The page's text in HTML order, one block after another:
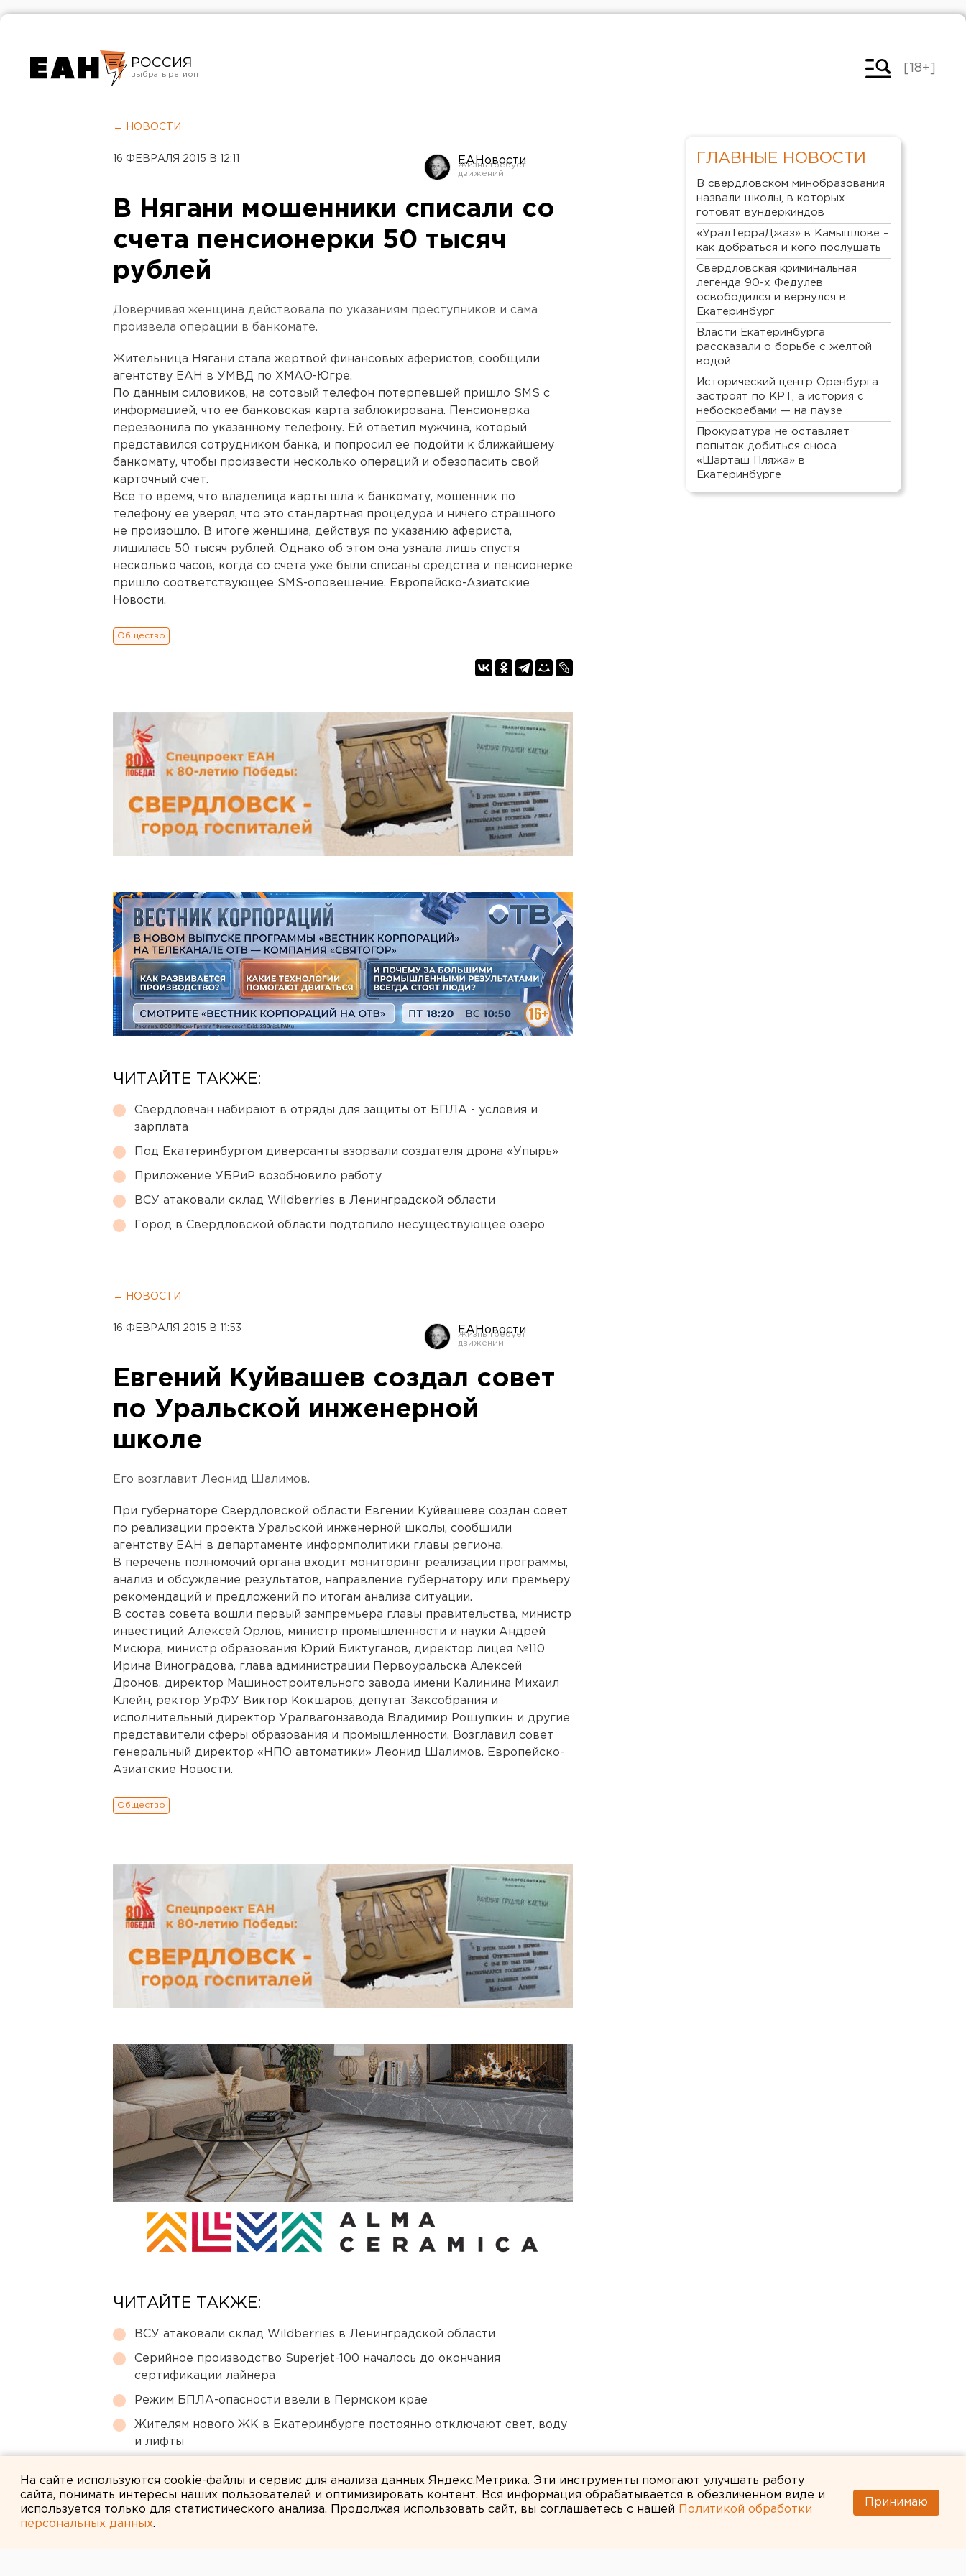
РОССИЯ
Челябинск
[18+]
← НОВОСТИ
16 ФЕВРАЛЯ 2015 В 12:11 ЕАНовости
В Нягани мошенники списали со
счета пенсионерки 50 тысяч
рублей
Доверчивая женщина действовала по указаниям преступников и сама
произвела операции в банкомате.
Жительница Нягани стала жертвой финансовых аферистов, сообщили
агентству ЕАН в УМВД по ХМАО-Югре.
По данным силовиков, на сотовый телефон потерпевшей пришло SMS с
информацией, что ее банковская карта заблокирована. Пенсионерка
перезвонила по указанному телефону. Ей ответил мужчина, который
представился сотрудником банка, и попросил ее подойти к ближайшему
банкомату, чтобы произвести несколько операций и обезопасить свой
карточный счет.
Все то время, что владелица карты шла к банкомату, мошенник по
телефону ее уверял, что это стандартная процедура и ничего страшного
не произошло. В итоге женщина, действуя по указанию афериста,
лишилась 50 тысяч рублей. Однако об этом она узнала лишь спустя
несколько часов, когда со счета уже были списаны средства и пенсионерке
пришло соответствующее SMS-оповещение. Европейско-Азиатские
Новости.
Общество
ЧИТАЙТЕ ТАКЖЕ:
Свердловчан набирают в отряды для защиты от БПЛА - условия и
зарплата
Под Екатеринбургом диверсанты взорвали создателя дрона «Упырь»
Приложение УБРиР возобновило работу
ВСУ атаковали склад Wildberries в Ленинградской области
Город в Свердловской области подтопило несуществующее озеро
← НОВОСТИ
16 ФЕВРАЛЯ 2015 В 11:53 ЕАНовости
Евгений Куйвашев создал совет
по Уральской инженерной
школе
Его возглавит Леонид Шалимов.
При губернаторе Свердловской области Евгении Куйвашеве создан совет
по реализации проекта Уральской инженерной школы, сообщили
агентству ЕАН в департаменте информполитики главы региона.
В перечень полномочий органа входит мониторинг реализации программы,
анализ и обсуждение результатов, направление губернатору или премьеру
рекомендаций и предложений по итогам анализа ситуации.
В состав совета вошли первый зампремьера главы правительства, министр
инвестиций Алексей Орлов, министр промышленности и науки Андрей
Мисюра, министр образования Юрий Биктуганов, директор лицея №110
Ирина Виноградова, глава администрации Первоуральска Алексей
Дронов, директор Машиностроительного завода имени Калинина Михаил
Клейн, ректор УрФУ Виктор Кокшаров, депутат Заксобрания и
исполнительный директор Уралвагонзавода Владимир Рощупкин и другие
представители сферы образования и промышленности. Возглавил совет
генеральный директор «НПО автоматики» Леонид Шалимов. Европейско-
Азиатские Новости.
Общество
ЧИТАЙТЕ ТАКЖЕ:
ВСУ атаковали склад Wildberries в Ленинградской области
Серийное производство Superjet-100 началось до окончания
сертификации лайнера
Режим БПЛА-опасности ввели в Пермском крае
Жителям нового ЖК в Екатеринбурге постоянно отключают свет, воду
и лифты
ГЛАВНЫЕ НОВОСТИ
В свердловском минобразования
назвали школы, в которых
готовят вундеркиндов
«УралТерраДжаз» в Камышлове –
как добраться и кого послушать
Свердловская криминальная
легенда 90-х Федулев
освободился и вернулся в
Екатеринбург
Власти Екатеринбурга
рассказали о борьбе с желтой
водой
Исторический центр Оренбурга
застроят по КРТ, а история с
небоскребами — на паузе
Прокуратура не оставляет
попыток добиться сноса
«Шарташ Пляжа» в
Екатеринбурге
На сайте используются cookie-файлы и сервис для анализа данных Яндекс.Метрика. Эти инструменты помогают улучшать работу
сайта, понимать интересы наших пользователей и оптимизировать контент. Вся информация обрабатывается в обезличенном виде и
используется только для статистического анализа. Продолжая использовать сайт, вы соглашаетесь с нашей
Политикой обработки
персональных данных.
Принимаю